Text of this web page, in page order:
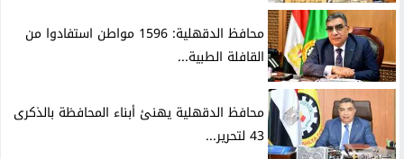
محافظ الدقهلية: 1596 مواطن استفادوا من
القافلة الطبية...
محافظ الدقهلية يهنئ أبناء المحافظة بالذكرى
43 لتحرير...